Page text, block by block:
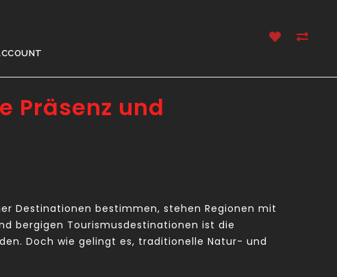
Präsenz und
Destinationen bestimmen, stehen Regionen mit
bergigen Tourismusdestinationen ist die
Doch wie gelingt es, traditionelle Natur- und